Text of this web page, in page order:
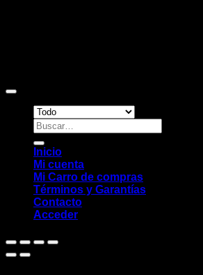
Buscar
por:
Inicio
Mi cuenta
Mi Carro de compras
Términos y Garantías
Contacto
Acceder